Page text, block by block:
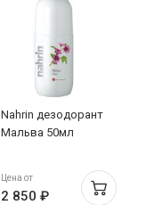
Nahrin дезодорант
Мальва 50мл
Цена от
2 850 ₽